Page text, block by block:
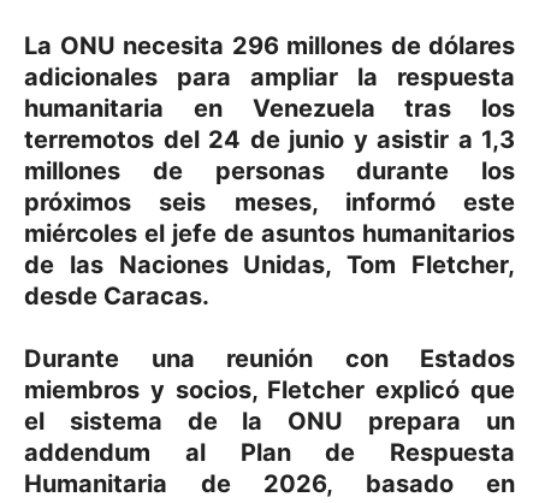
La ONU necesita 296 millones de dólares
adicionales para ampliar la respuesta
humanitaria en Venezuela tras los
terremotos del 24 de junio y asistir a 1,3
millones de personas durante los
próximos seis meses, informó este
miércoles el jefe de asuntos humanitarios
de las Naciones Unidas, Tom Fletcher,
desde Caracas.
Durante una reunión con Estados
miembros y socios, Fletcher explicó que
el sistema de la ONU prepara un
addendum al Plan de Respuesta
Humanitaria de 2026, basado en